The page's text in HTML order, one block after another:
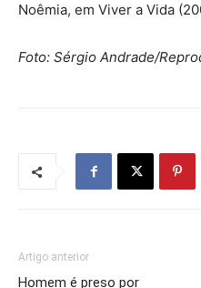
Noêmia, em Viver a Vida
Foto: Sérgio Andrade/
Artigo anterior
Homem é preso por